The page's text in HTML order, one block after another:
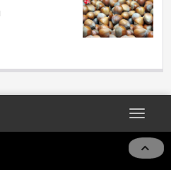
Toggle